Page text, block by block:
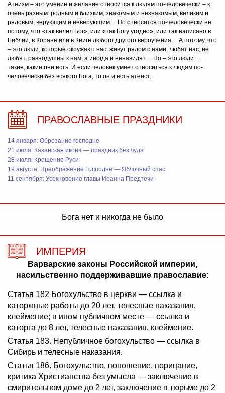
Атеизм – это умение и желание относится к людям по-человечески – к
очень разным: родным и близким, знакомым и незнакомым, великим и
рядовым, верующим и неверующим… Но относится по-человечески не
потому, что «так велел Бог», или «так Богу угодно», или так написано в
Библии, в Коране или в Книге любого другого вероучения… А потому, что
– это люди, которые окружают нас, живут рядом с нами, любят нас, не
любят, равнодушны к нам, а иногда и ненавидят… Но – это люди…
такие, какие они есть. И если человек умеет относиться к людям по-
человечески без всякого Бога, то он и есть атеист.
ПРАВОСЛАВНЫЕ ПРАЗДНИКИ
14 января: Обрезание господне
21 июля: Казанская икона — праздник без чуда
28 июля: Крещение Руси
19 августа: Преображение Господне — Яблочный спас
11 сентября: Усекновение главы Иоанна Предтечи
Бога нет и никогда не было
ИМПЕРИЯ
Варварские законы Российской империи,
насильственно поддерживавшие православие:
Статья 182 Богохульство в церкви — ссылка и
каторжные работы до 20 лет, телесные наказания,
клеймение; в ином публичном месте — ссылка и
каторга до 8 лет, телесные наказания, клеймение.
Статья 183. Непубличное богохульство — ссылка в
Сибирь и телесные наказания.
Статья 186. Богохульство, поношение, порицание,
критика Христианства без умысла — заключение в
смирительном доме до 2 лет, заключение в тюрьме до 2